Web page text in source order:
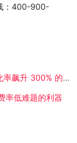
：400-900-
300% 的背后逻辑​
率低难题的利器